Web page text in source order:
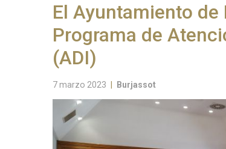
El Ayuntamiento
Programa de
(ADI)
7 marzo 2023 Burjassot